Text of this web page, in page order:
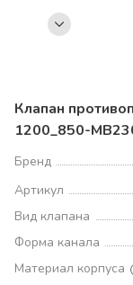
Клапан
1200_850-
Бренд
Артикул
Вид клапана
Форма канала
Материал корпуса